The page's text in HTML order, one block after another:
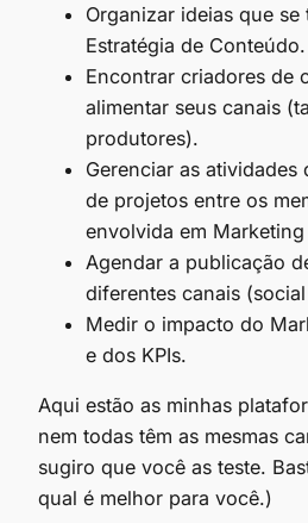
Organizar ideias que se
Estratégia de Conteúdo.
Encontrar criadores de
alimentar seus canais
produtores).
Gerenciar as atividades
de projetos entre os
envolvida em
Agendar a publicação
diferentes canais
Medir o impacto do
e dos KPIs.
Aqui estão as minhas
nem todas têm as mesmas
sugiro que você as teste.
qual é melhor para você.)